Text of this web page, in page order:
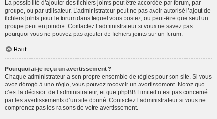
La possibilité d’ajouter des fichiers joints peut être accordée par forum, par
groupe, ou par utilisateur. L’administrateur peut ne pas avoir autorisé l’ajout de
fichiers joints pour le forum dans lequel vous postez, ou peut-être que seul un
groupe peut en joindre. Contactez l’administrateur si vous ne savez pas
pourquoi vous ne pouvez pas ajouter de fichiers joints sur un forum.
Haut
Pourquoi ai-je reçu un avertissement ?
Chaque administrateur a son propre ensemble de règles pour son site. Si vous
avez dérogé à une règle, vous pouvez recevoir un avertissement. Notez que
c’est la décision de l’administrateur, et que phpBB Limited n’est pas concerné
par les avertissements d’un site donné. Contactez l’administrateur si vous ne
comprenez pas les raisons de votre avertissement.